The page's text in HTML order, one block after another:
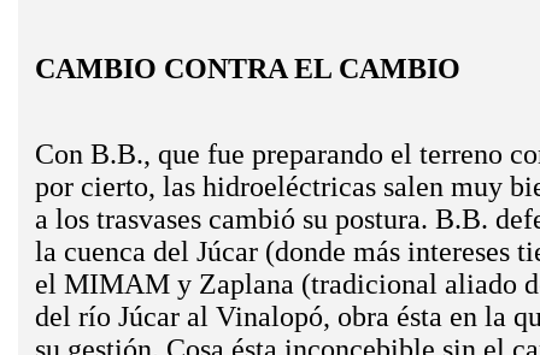
CAMBIO CONTRA EL CAMBIO
Con B.B., que fue preparando el terreno
por cierto, las hidroeléctricas salen muy
a los trasvases­ cambió su postura. B.B.
la cuenca del Júcar (donde más intereses
el MIMAM y Zaplana (tradicional aliado
del río Júcar al Vinalopó, obra ésta en la